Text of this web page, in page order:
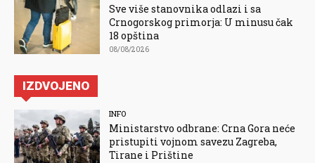
Sve više stanovnika odlazi i sa
Crnogorskog primorja: U minusu čak
18 opština
08/08/2026
IZDVOJENO
INFO
Ministarstvo odbrane: Crna Gora neće
pristupiti vojnom savezu Zagreba,
Tirane i Prištine